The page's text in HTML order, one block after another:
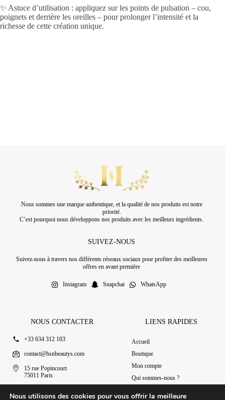
✨ Astuce d’utilisation : appliquez sur les points de pulsation – cou,
poignets et derrière les oreilles – pour prolonger l’intensité et la
richesse de cette création unique.
Nous sommes une marque authentique, et la qualité de nos produits est notre
priorité.
C’est pourquoi nous développons nos produits avec les meilleurs ingrédients.
SUIVEZ-NOUS
Suivez-nous à travers nos différents réseaux sociaux pour profiter des meilleures
offres en avant première
Instagram Snapchat WhatsApp
NOUS CONTACTER
+33 634 312 103
contact@hsnbeautys.com
15 rue Popincourt
75011 Paris
LIENS RAPIDES
Accueil
Boutique
Mon compte
Qui sommes-nous ?
Nous utilisons des cookies pour vous offrir la meilleure